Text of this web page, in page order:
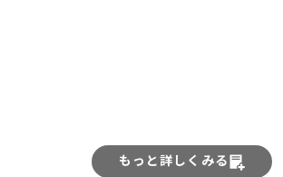
もっと詳しくみる